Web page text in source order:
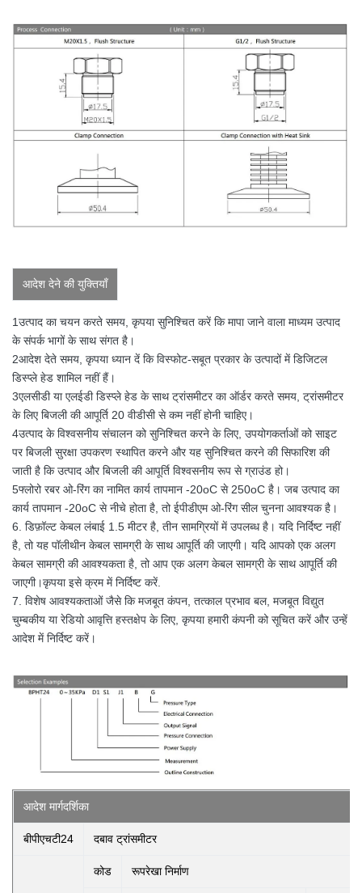
आदेश देने की युक्तियाँ
1उत्पाद का चयन करते समय, कृपया सुनिश्चित करें कि मापा जाने वाला माध्यम उत्पाद
के संपर्क भागों के साथ संगत है।
2आदेश देते समय, कृपया ध्यान दें कि विस्फोट-सबूत प्रकार के उत्पादों में डिजिटल
डिस्प्ले हेड शामिल नहीं हैं।
3एलसीडी या एलईडी डिस्प्ले हेड के साथ ट्रांसमीटर का ऑर्डर करते समय, ट्रांसमीटर
के लिए बिजली की आपूर्ति 20 वीडीसी से कम नहीं होनी चाहिए।
4उत्पाद के विश्वसनीय संचालन को सुनिश्चित करने के लिए, उपयोगकर्ताओं को साइट
पर बिजली सुरक्षा उपकरण स्थापित करने और यह सुनिश्चित करने की सिफारिश की
जाती है कि उत्पाद और बिजली की आपूर्ति विश्वसनीय रूप से ग्राउंड हो।
5फ्लोरो रबर ओ-रिंग का नामित कार्य तापमान -20oC से 250oC है। जब उत्पाद का
कार्य तापमान -20oC से नीचे होता है, तो ईपीडीएम ओ-रिंग सील चुनना आवश्यक है।
6. डिफ़ॉल्ट केबल लंबाई 1.5 मीटर है, तीन सामग्रियों में उपलब्ध है। यदि निर्दिष्ट नहीं
है, तो यह पॉलीथीन केबल सामग्री के साथ आपूर्ति की जाएगी। यदि आपको एक अलग
केबल सामग्री की आवश्यकता है, तो आप एक अलग केबल सामग्री के साथ आपूर्ति की
जाएगी।कृपया इसे क्रम में निर्दिष्ट करें.
7. विशेष आवश्यकताओं जैसे कि मजबूत कंपन, तत्काल प्रभाव बल, मजबूत विद्युत
चुम्बकीय या रेडियो आवृत्ति हस्तक्षेप के लिए, कृपया हमारी कंपनी को सूचित करें और उन्हें
आदेश में निर्दिष्ट करें।
आदेश मार्गदर्शिका
बीपीएचटी24 दबाव ट्रांसमीटर
कोड रूपरेखा निर्माण